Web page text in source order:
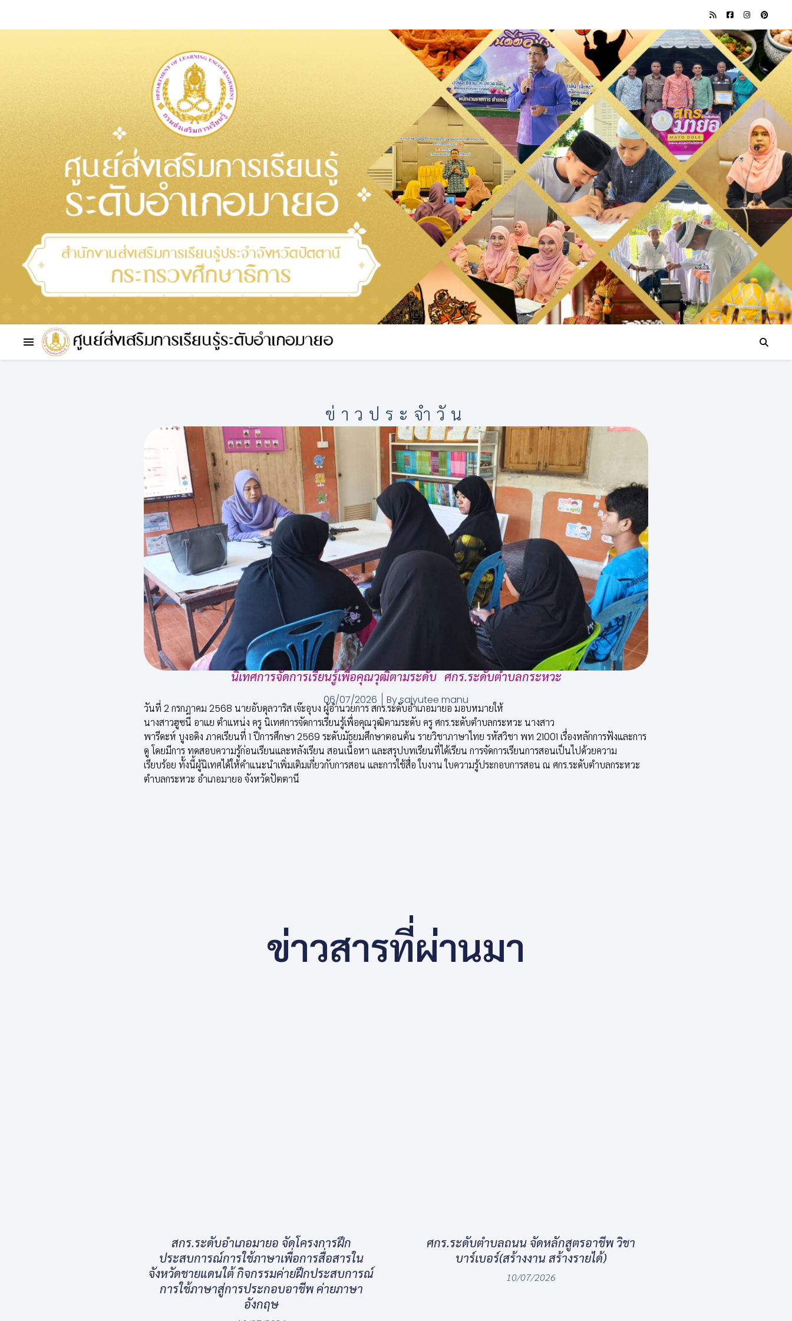
ข่าวประจำวัน
นิเทศการจัดการเรียนรู้เพื่อคุณวุฒิตามระดับ ศกร.ระดับตำบลกระหวะ
06/07/2026 Bysaiyutee manu
วันที่ 2 กรกฎาคม 2568 นายอับดุลวาริส เจ๊ะอุบง ผู้อำนวยการ สกร.ระดับอำเภอมายอ มอบหมายให้
นางสาวฮูซนี อาแย ตำแหน่ง ครู นิเทศการจัดการเรียนรู้เพื่อคุณวุฒิตามระดับ ครู ศกร.ระดับตำบลกระหวะ นางสาว
พารีดะห์ บูงอดิง ภาคเรียนที่ 1 ปีการศึกษา 2569 ระดับมัธยมศึกษาตอนต้น รายวิชาภาษาไทย รหัสวิชา พท 21001 เรื่องหลักการฟังและการ
ดู โดยมีการ ทดสอบความรู้ก่อนเรียนและหลังเรียน สอนเนื้อหา และสรุปบทเรียนที่ได้เรียน การจัดการเรียนการสอนเป็นไปด้วยความ
เรียบร้อย ทั้งนี้ผู้นิเทศได้ให้คำแนะนำเพิ่มเติมเกี่ยวกับการสอน และการใช้สื่อ ใบงาน ใบความรู้ประกอบการสอน ณ ศกร.ระดับตำบลกระหวะ
ตำบลกระหวะ อำเภอมายอ จังหวัดปัตตานี
ข่าวสารที่ผ่านมา
สกร.ระดับอำเภอมายอ จัดโครงการฝึก
ประสบการณ์การใช้ภาษาเพื่อการสื่อสารใน
จังหวัดชายแดนใต้ กิจกรรมค่ายฝึกประสบการณ์
การใช้ภาษาสู่การประกอบอาชีพ ค่ายภาษา
อังกฤษ
ศกร.ระดับตำบลถนน จัดหลักสูตรอาชีพ วิชา
บาร์เบอร์(สร้างงาน สร้างรายได้)
10/07/2026